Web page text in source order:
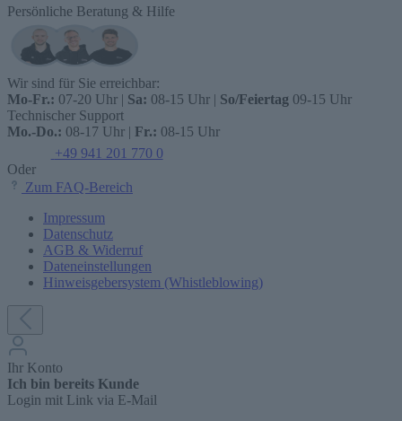
Persönliche Beratung & Hilfe
Wir sind für Sie erreichbar:
Mo-Fr.: 07-20 Uhr | Sa: 08-15 Uhr | So/Feiertag 09-15 Uhr
Technischer Support
Mo.-Do.: 08-17 Uhr | Fr.: 08-15 Uhr
+49 941 201 770 0
Oder
Zum FAQ-Bereich
Impressum
Datenschutz
AGB & Widerruf
Dateneinstellungen
Hinweisgebersystem (Whistleblowing)
Ihr Konto
Ich bin bereits Kunde
Login mit Link via E-Mail